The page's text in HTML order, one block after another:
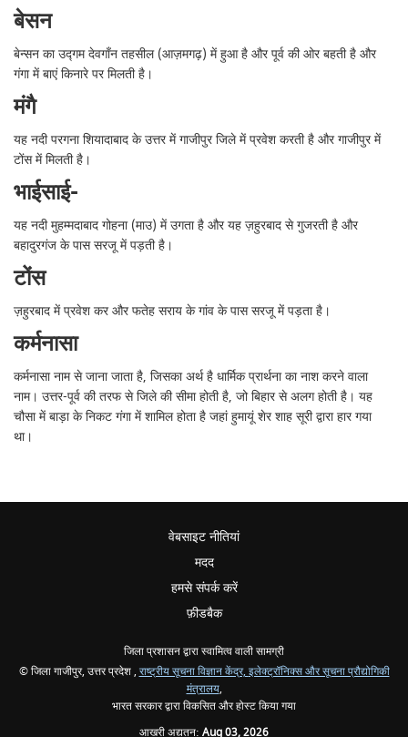
बेसन
बेन्सन का उद्गम देवगाँन तहसील (आज़मगढ़) में हुआ है और पूर्व की ओर बहती है और
गंगा में बाएं किनारे पर मिलती है।
मंगै
यह नदी परगना शियादाबाद के उत्तर में गाजीपुर जिले में प्रवेश करती है और गाजीपुर में
टोंस में मिलती है।
भाईसाई-
यह नदी मुहम्मदाबाद गोहना (माउ) में उगता है और यह ज़हुरबाद से गुजरती है और
बहादुरगंज के पास सरजू में पड़ती है।
टोंस
ज़हुरबाद में प्रवेश कर और फतेह सराय के गांव के पास सरजू में पड़ता है।
कर्मनासा
कर्मनासा नाम से जाना जाता है, जिसका अर्थ है धार्मिक प्रार्थना का नाश करने वाला
नाम। उत्तर-पूर्व की तरफ से जिले की सीमा होती है, जो बिहार से अलग होती है। यह
चौसा में बाड़ा के निकट गंगा में शामिल होता है जहां हुमायूं शेर शाह सूरी द्वारा हार गया
था।
वेबसाइट नीतियां
मदद
हमसे संपर्क करें
फ़ीडबैक
जिला प्रशासन द्वारा स्वामित्व वाली सामग्री
© जिला गाजीपुर, उत्तर प्रदेश , राष्ट्रीय सूचना विज्ञान केंद्र, इलेक्ट्रॉनिक्स और सूचना प्रौद्योगिकी
मंत्रालय,
भारत सरकार द्वारा विकसित और होस्ट किया गया
आखरी अद्यतन: Aug 03, 2026